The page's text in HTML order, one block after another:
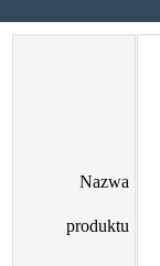
Nazwa
produktu